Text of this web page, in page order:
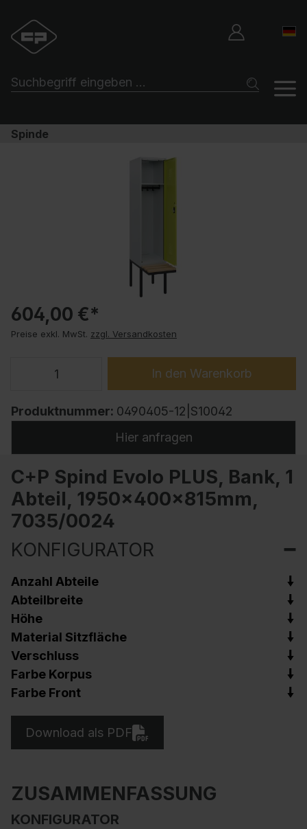
Spinde
604,00 €*
Preise exkl. MwSt. zzgl. Versandkosten
In den Warenkorb
Produktnummer: 0490405-12|S10042
Hier anfragen
C+P Spind Evolo PLUS, Bank, 1
Abteil, 1950x400x815mm,
7035/0024
KONFIGURATOR
Anzahl Abteile
Abteilbreite
Höhe
Material Sitzfläche
Verschluss
Farbe Korpus
Farbe Front
Download als PDF
ZUSAMMENFASSUNG
KONFIGURATOR